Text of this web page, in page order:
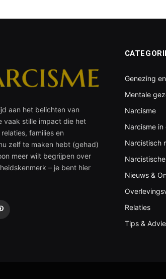
aan het belichten van
vaak stille impact die het
families en
zelf te maken hebt (gehad)
meer wilt begrijpen over
– je bent hier
Pinterest
Genezing
Mentale
Narcisme
Narcisme in
Narcistisch
Nieuws &
Relaties
Tips &